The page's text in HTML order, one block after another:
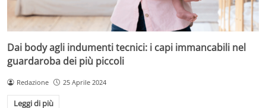
Dai body agli indumenti tecnici: i capi immancabili nel
guardaroba dei più piccoli
Redazione 25 Aprile 2024
Leggi di più